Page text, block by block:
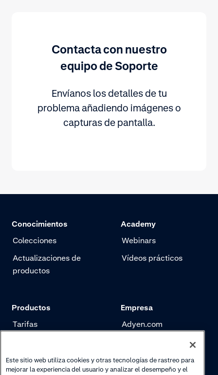
Contacta con nuestro
equipo de Soporte
Envíanos los detalles de tu
problema añadiendo imágenes o
capturas de pantalla.
Conocimientos
Colecciones
Actualizaciones de
productos
Academy
Webinars
Vídeos prácticos
Productos
Tarifas
Gestión de riesgo
Empresa
Adyen.com
Newsletter
Este sitio web utiliza cookies y otras tecnologías de rastreo para
mejorar la experiencia del usuario y analizar el desempeño y el